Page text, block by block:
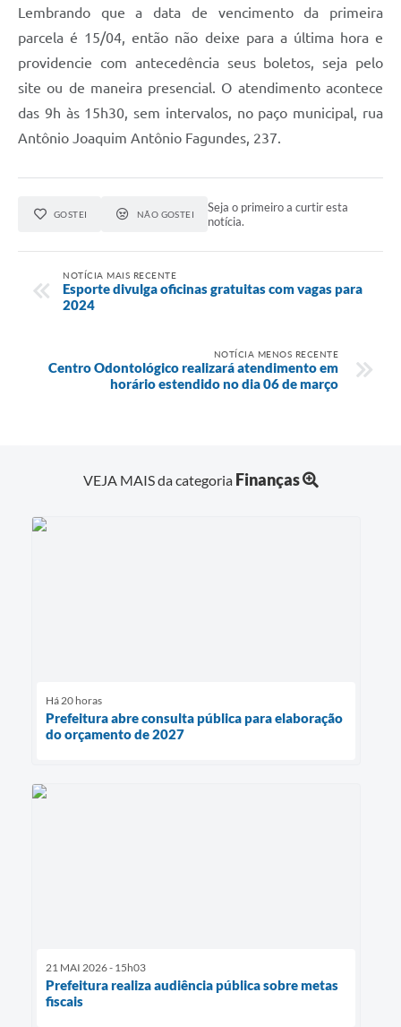
Lembrando que a data de vencimento da primeira
parcela é 15/04, então não deixe para a última hora e
providencie com antecedência seus boletos, seja pelo
site ou de maneira presencial. O atendimento acontece
das 9h às 15h30, sem intervalos, no paço municipal, rua
Antônio Joaquim Antônio Fagundes, 237.
GOSTEI NÃO GOSTEI
Seja o primeiro a curtir esta
notícia.
NOTÍCIA MAIS RECENTE
Esporte divulga oficinas gratuitas com vagas para
2024
NOTÍCIA MENOS RECENTE
Centro Odontológico realizará atendimento em
horário estendido no dia 06 de março
VEJA MAIS da categoria Finanças
Há 20 horas
Prefeitura abre consulta pública para elaboração
do orçamento de 2027
21 MAI 2026 - 15h03
Prefeitura realiza audiência pública sobre metas
fiscais